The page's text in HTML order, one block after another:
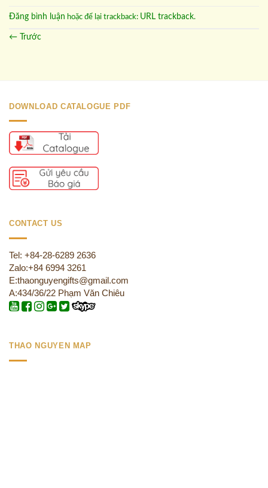
Đăng bình luận hoặc để lại trackback: URL trackback.
← Trước
DOWNLOAD CATALOGUE PDF
CONTACT US
Tel: +84-28-6289 2636
Zalo:+84 6994 3261
E:thaonguyengifts@gmail.com
A:434/36/22 Phạm Văn Chiêu
THAO NGUYEN MAP